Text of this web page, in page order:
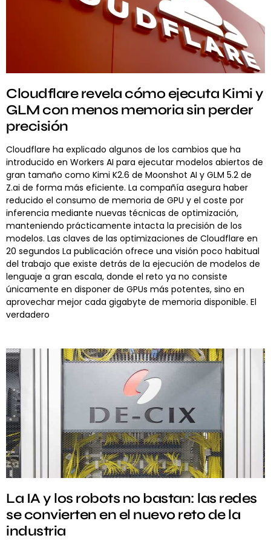
Cloudflare revela cómo ejecuta Kimi y
GLM con menos memoria sin perder
precisión
Cloudflare ha explicado algunos de los cambios que ha
introducido en Workers AI para ejecutar modelos abiertos de
gran tamaño como Kimi K2.6 de Moonshot AI y GLM 5.2 de
Z.ai de forma más eficiente. La compañía asegura haber
reducido el consumo de memoria de GPU y el coste por
inferencia mediante nuevas técnicas de optimización,
manteniendo prácticamente intacta la precisión de los
modelos. Las claves de las optimizaciones de Cloudflare en
20 segundos La publicación ofrece una visión poco habitual
del trabajo que existe detrás de la ejecución de modelos de
lenguaje a gran escala, donde el reto ya no consiste
únicamente en disponer de GPUs más potentes, sino en
aprovechar mejor cada gigabyte de memoria disponible. El
verdadero
La IA y los robots no bastan: las redes
se convierten en el nuevo reto de la
industria